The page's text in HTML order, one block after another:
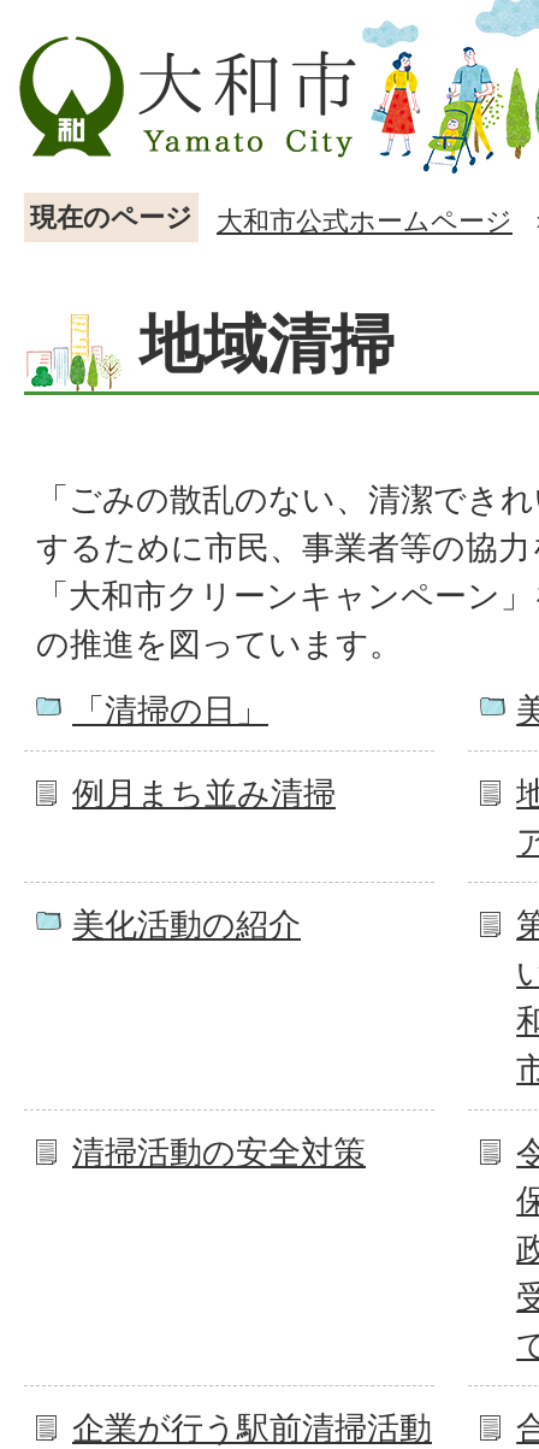
現在のページ 大和市公式ホームページ
地域清掃
「ごみの散乱のない、清潔でき
するために市民、事業者等の協
「大和市クリーンキャンペーン
の推進を図っています。
「清掃の日」
例月まち並み清掃
美化活動の紹介
清掃活動の安全対策
企業が行う駅前清掃活動